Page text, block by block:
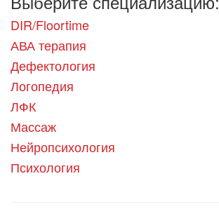
DIR/Floortime
АВА терапия
Дефектология
Логопедия
ЛФК
Массаж
Нейропсихология
Психология